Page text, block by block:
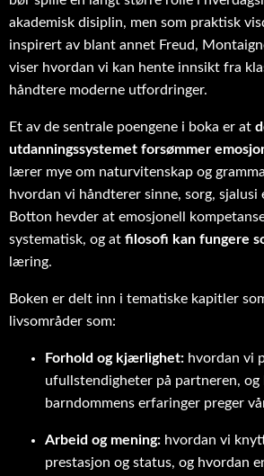
akademisk disiplin, men som praktisk
inspirert av blant annet Freud,
viser hvordan vi kan hente innsikt fra
håndtere moderne utfordringer.
Et av de sentrale poengene i boka er at
utdanningssystemet forsømmer
lærer mye om naturvitenskap og
hvordan vi håndterer sinne, sorg,
Botton hevder at emosjonell
systematisk, og at filosofi kan fungere
læring.
Boken er delt inn i tematiske kapitler
livsområder som:
Forhold og kjærlighet: hvordan vi
ufullstendigheter på partneren, og
barndommens erfaringer preger
Arbeid og mening: hvordan vi
prestasjon og status, og hvordan